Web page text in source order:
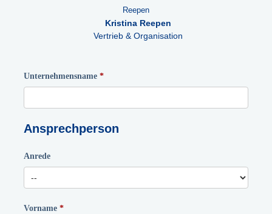
Kristina Reepen
Vertrieb & Organisation
Unternehmensname
Ansprechperson
Anrede
Vorname